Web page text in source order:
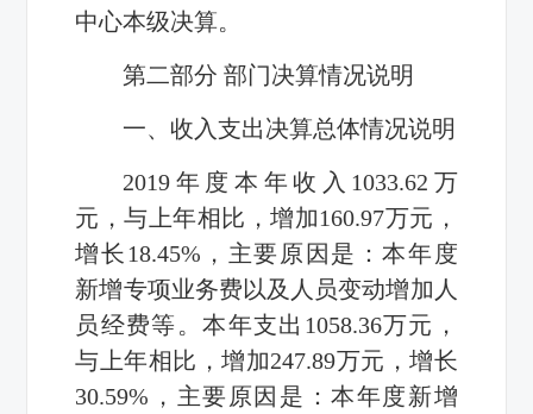
中心本级决算。
第二部分 部门决算情况说明
一、收入支出决算总体情况说明
2019 年度本年收入 1033.62 万
元，与上年相比，增加160.97万元，
增长18.45% ，主要原因是：本年度
新增专项业务费以及人员变动增加人
员经费等。本年支出 1058.36万元，
与上年相比，增加247.89万元，增长
30.59% ，主要原因是：本年度新增